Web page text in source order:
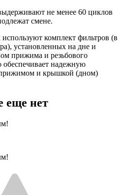
не менее 60 циклов
смене.
комплект фильтров (в
установленных на дне и
прижима и резьбового
обеспечивает надежную
и крышкой (дном)
еще нет